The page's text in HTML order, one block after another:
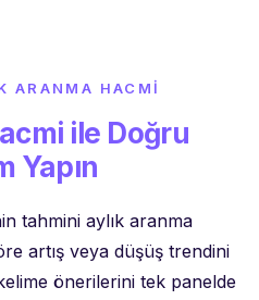
ARANMA HACMI
ile Doğru
Yapın
tahmini aylık aranma
artış veya düşüş trendini
önerilerini tek panelde